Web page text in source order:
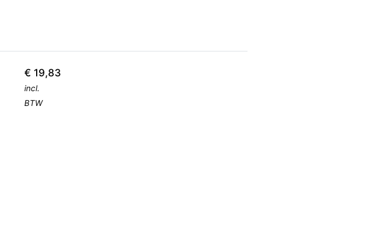
€ 19,83
incl.
BTW